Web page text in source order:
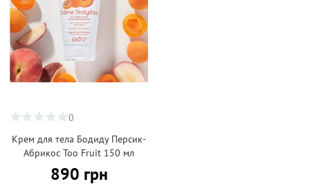
0
Крем для тела Бодиду Персик-
Абрикос Too Fruit 150 мл
890 грн